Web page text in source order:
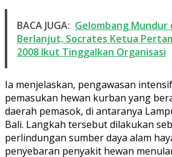
BACA JUGA: Gelombang Mundur
Berlanjut, Socrates Ketua
2008 Ikut Tinggalkan Organisasi
Ia menjelaskan, pengawasan
pemasukan hewan kurban yang
daerah pemasok, di antaranya
Bali. Langkah tersebut dilakukan
perlindungan sumber daya alam
penyebaran penyakit hewan